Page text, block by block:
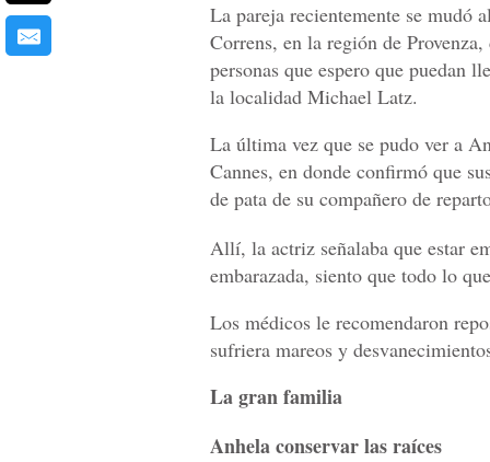
La pareja recientemente se mudó
Correns, en la región de
personas que espero que puedan
la localidad Michael Latz.
La última vez que se pudo ver a
Cannes, en donde confirmó que
de pata de su compañero de
Allí, la actriz señalaba que estar
embarazada, siento que todo lo
Los médicos le recomendaron
sufriera mareos y
La gran familia
Anhela conservar las raíces